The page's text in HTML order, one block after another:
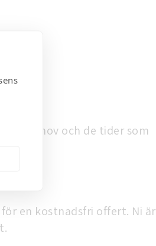
behov och de tider som
en kostnadsfri offert. Ni är